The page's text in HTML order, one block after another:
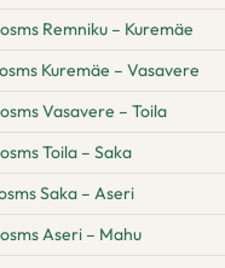
Remniku – Kuremäe
Kuremäe – Vasavere
Vasavere – Toila
Toila – Saka
Saka – Aseri
Aseri – Mahu